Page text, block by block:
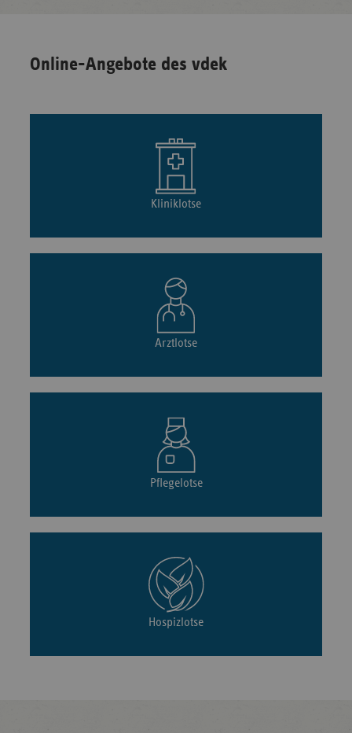
Online-Angebote des vdek
Kliniklotse
Arztlotse
Pflegelotse
Hospizlotse